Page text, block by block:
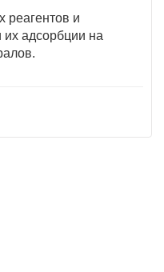
реагентов и
адсорбции на